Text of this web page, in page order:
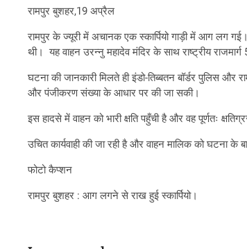
रामपुर बुशहर,19 अप्रैल
रामपुर के ज्यूरी में अचानक एक स्कार्पियो गाड़ी में आग लग
थी। यह वाहन उरन्नु महादेव मंदिर के साथ राष्ट्रीय
घटना की जानकारी मिलते ही इंडो-तिब्बतन बॉर्डर पुलिस
और पंजीकरण संख्या के आधार पर की जा सकी।
इस हादसे में वाहन को भारी क्षति पहुँची है और वह पूर्णतः
उचित कार्यवाही की जा रही है और वाहन मालिक को घटना के
फोटो कैप्शन
रामपुर बुशहर : आग लगने से राख हुई स्कार्पियो।